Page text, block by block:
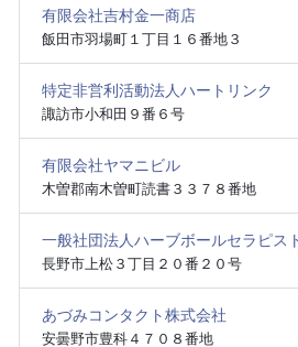
有限会社吉村金一商店
飯田市羽場町１丁目１６番地３
特定非営利活動法人ハートリンク
諏訪市小和田９番６号
有限会社ヤマニビル
木曽郡南木曽町読書３３７８番地
一般社団法人ハーブボールセラピス
長野市上松３丁目２０番２０号
あづみコンタクト株式会社
安曇野市豊科４７０８番地